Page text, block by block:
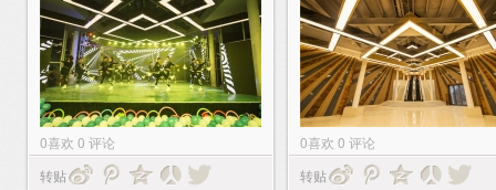
0喜欢 0 评论
转贴
0喜欢 0 评论
转贴